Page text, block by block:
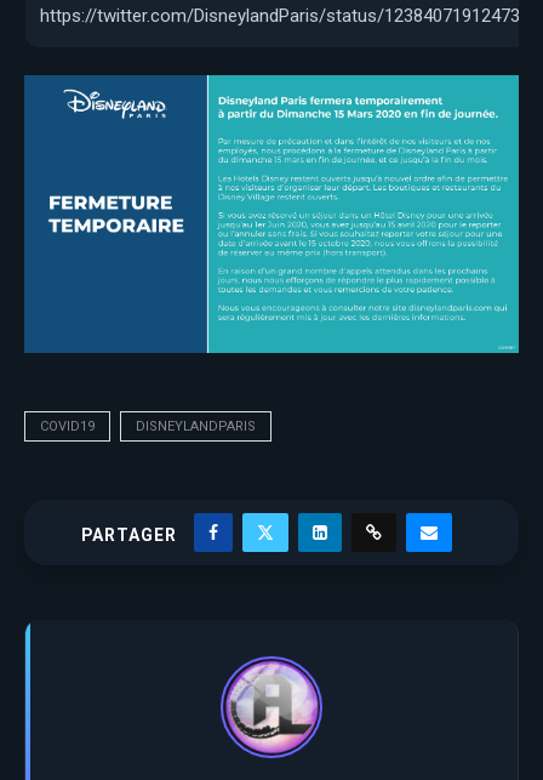
https://twitter.com/DisneylandParis/status/
COVID19 DISNEYLANDPARIS
PARTAGER